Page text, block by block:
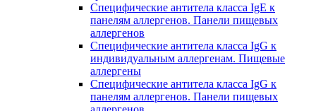
Специфические антитела класса IgE к
панелям аллергенов. Панели пищевых
аллергенов
Специфические антитела класса IgG к
индивидуальным аллергенам. Пищевые
аллергены
Специфические антитела класса IgG к
панелям аллергенов. Панели пищевых